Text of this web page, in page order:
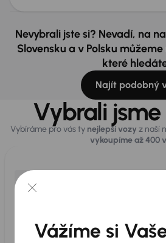
Nevybrali jste si? Nevadí, na
Slovensku a v Polsku
které
Najít podobný
Vybrali jsme
Vybíráme pro vás ty nejlepší vozy z naší
vykoupíme až 400
Vážíme si